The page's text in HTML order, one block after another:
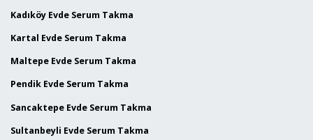
Kadıköy Evde Serum Takma
Kartal Evde Serum Takma
Maltepe Evde Serum Takma
Pendik Evde Serum Takma
Sancaktepe Evde Serum Takma
Sultanbeyli Evde Serum Takma